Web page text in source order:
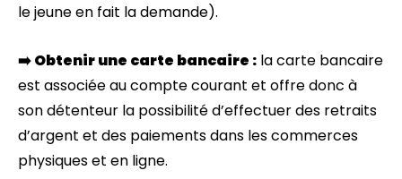
le jeune en fait la demande).
➡️ Obtenir une carte bancaire : la carte bancaire
est associée au compte courant et offre donc à
son détenteur la possibilité d’effectuer des retraits
d’argent et des paiements dans les commerces
physiques et en ligne.